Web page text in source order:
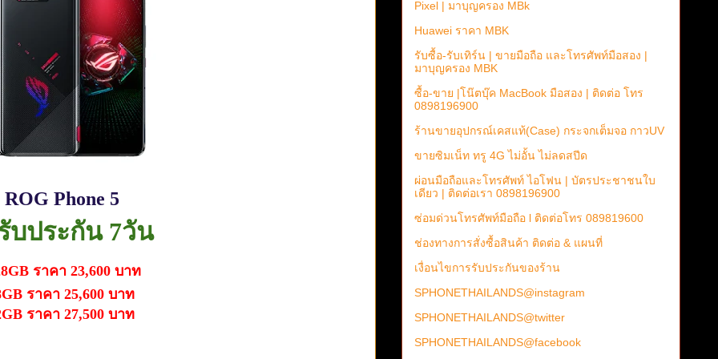
ROG Phone 5
บประกัน 7วัน
ราคา 23,600 บาท
ราคา 25,600 บาท
ราคา 27,500 บาท
Pixel | มาบุญครอง MBk
Huawei ราคา MBK
รับซื้อ-รับเทิร์น | ขายมือถือ และโทรศัพท์มือสอง |
มาบุญครอง MBK
ซื้อ-ขาย |โน๊ตบุ๊ค MacBook มือสอง | ติดต่อ โทร
0898196900
ร้านขายอุปกรณ์เคสแท้(Case) กระจกเต็มจอ กาวUV
ขายซิมเน็ท ทรู 4G ไม่อั้น ไม่ลดสปีด
ผ่อนมือถือและโทรศัพท์ ไอโฟน | บัตรประชาชนใบ
เดียว | ติดต่อเรา 0898196900
ซ่อมด่วนโทรศัพท์มือถือ l ติดต่อโทร 089819600
ช่องทางการสั่งซื้อสินค้า ติดต่อ & แผนที่
เงื่อนไขการรับประกันของร้าน
SPHONETHAILANDS@instagram
SPHONETHAILANDS@twitter
SPHONETHAILANDS@facebook